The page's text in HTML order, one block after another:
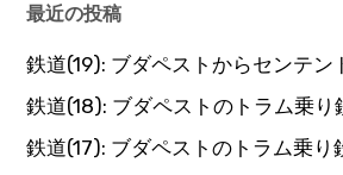
最近の投稿
鉄道(19): ブダペストからセンテン
鉄道(18): ブダペストのトラム乗
鉄道(17): ブダペストのトラム乗